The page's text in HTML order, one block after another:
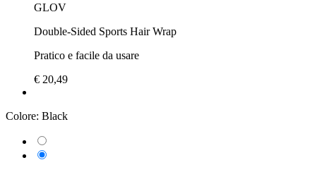
GLOV
Double-Sided Sports Hair Wrap
Pratico e facile da usare
€ 20,49
Colore: Black